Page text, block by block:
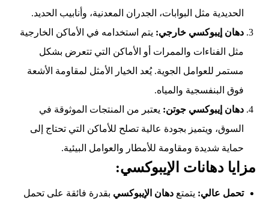
الحديدية مثل البوابات، الجدران المعدنية، وأنابيب الحديد.
دهان إيبوكسي خارجي: يتم استخدامه في الأماكن الخارجية
مثل الفناءات والممرات أو الأماكن التي تتعرض بشكل
مستمر للعوامل الجوية. يُعد الخيار الأمثل لمقاومة الأشعة
فوق البنفسجية والمياه.
دهان إيبوكسي جوتن: يعتبر من المنتجات الموثوقة في
السوق، ويتميز بجودة عالية تصلح للأماكن التي تحتاج إلى
حماية شديدة ومقاومة للأمطار والعوامل البيئية.
مزايا دهانات الإيبوكسي:
تحمل عالي: يتمتعدهان الإيبوكسي بقدرة فائقة على تحمل